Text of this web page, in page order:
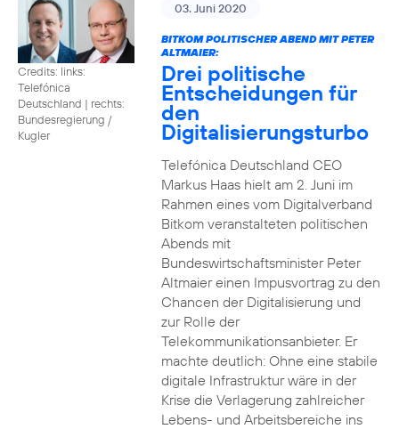
Credits: links:
Telefónica
Deutschland | rechts:
Bundesregierung /
Kugler
03. Juni 2020
BITKOM POLITISCHER ABEND MIT PETER
ALTMAIER:
Drei politische
Entscheidungen für
den
Digitalisierungsturbo
Telefónica Deutschland CEO
Markus Haas hielt am 2. Juni im
Rahmen eines vom Digitalverband
Bitkom veranstalteten politischen
Abends mit
Bundeswirtschaftsminister Peter
Altmaier einen Impusvortrag zu den
Chancen der Digitalisierung und
zur Rolle der
Telekommunikationsanbieter. Er
machte deutlich: Ohne eine stabile
digitale Infrastruktur wäre in der
Krise die Verlagerung zahlreicher
Lebens- und Arbeitsbereiche ins